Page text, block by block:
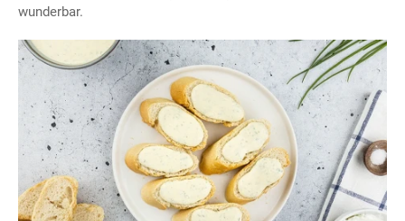
wunderbar.